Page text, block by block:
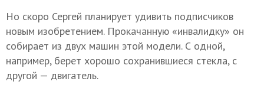
Но скоро Сергей планирует удивить подписчиков
новым изобретением. Прокачанную «инвалидку» он
собирает из двух машин этой модели. С одной,
например, берет хорошо сохранившиеся стекла, с
другой — двигатель.